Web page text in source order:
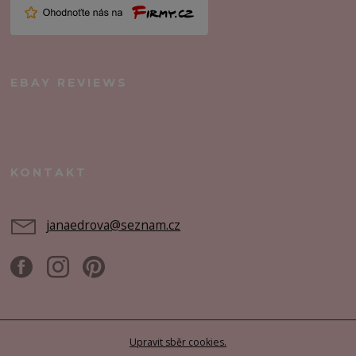
EBAY REVIEWS
KONTAKT
janaedrova@seznam.cz
Upravit sběr cookies.